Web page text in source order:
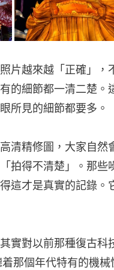
片越來越「正確」，
的細節都一清二楚。
所見的細節都要多。
清精修圖，大家自然
拍得不清楚」。那些
這才是真實的記錄。
實對以前那種復古科
那個年代特有的機